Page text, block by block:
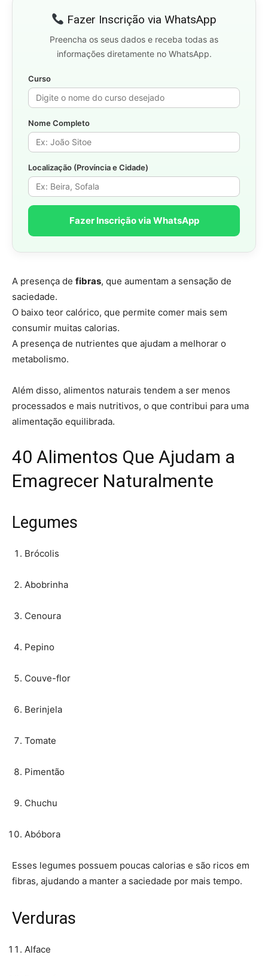
Fazer Inscrição via WhatsApp
Preencha os seus dados e receba todas as
informações diretamente no WhatsApp.
Curso
Nome Completo
Localização (Província e Cidade)
Fazer Inscrição via WhatsApp
A presença de fibras, que aumentam a sensação de
saciedade.
O baixo teor calórico, que permite comer mais sem
consumir muitas calorias.
A presença de nutrientes que ajudam a melhorar o
metabolismo.
Além disso, alimentos naturais tendem a ser menos
processados e mais nutritivos, o que contribui para uma
alimentação equilibrada.
40 Alimentos Que Ajudam a
Emagrecer Naturalmente
Legumes
Brócolis
Abobrinha
Cenoura
Pepino
Couve-flor
Berinjela
Tomate
Pimentão
Chuchu
Abóbora
Esses legumes possuem poucas calorias e são ricos em
fibras, ajudando a manter a saciedade por mais tempo.
Verduras
Alface